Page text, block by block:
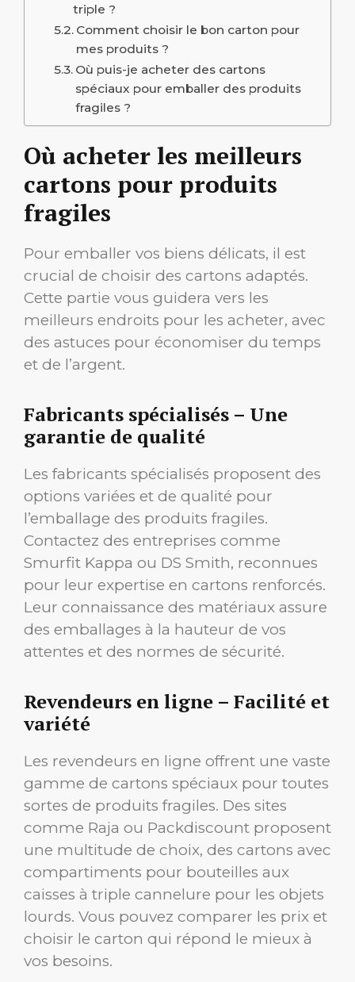
triple ?
Comment choisir le bon carton pour
mes produits ?
Où puis-je acheter des cartons
spéciaux pour emballer des produits
fragiles ?
Où acheter les meilleurs
cartons pour produits
fragiles
Pour emballer vos biens délicats, il est
crucial de choisir des cartons adaptés.
Cette partie vous guidera vers les
meilleurs endroits pour les acheter, avec
des astuces pour économiser du temps
et de l’argent.
Fabricants spécialisés – Une
garantie de qualité
Les fabricants spécialisés proposent des
options variées et de qualité pour
l’emballage des produits fragiles.
Contactez des entreprises comme
Smurfit Kappa ou DS Smith, reconnues
pour leur expertise en cartons renforcés.
Leur connaissance des matériaux assure
des emballages à la hauteur de vos
attentes et des normes de sécurité.
Revendeurs en ligne – Facilité et
variété
Les revendeurs en ligne offrent une vaste
gamme de cartons spéciaux pour toutes
sortes de produits fragiles. Des sites
comme Raja ou Packdiscount proposent
une multitude de choix, des cartons avec
compartiments pour bouteilles aux
caisses à triple cannelure pour les objets
lourds. Vous pouvez comparer les prix et
choisir le carton qui répond le mieux à
vos besoins.